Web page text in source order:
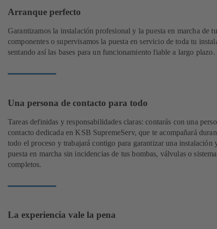
Arranque perfecto
Garantizamos la instalación profesional y la puesta en marcha de
componentes o supervisamos la puesta en servicio de toda tu
sentando así las bases para un funcionamiento fiable a largo plazo.
Una persona de contacto para todo
Tareas definidas y responsabilidades claras: contarás con una
contacto dedicada en KSB SupremeServ, que te acompañará
todo el proceso y trabajará contigo para garantizar una instalación
puesta en marcha sin incidencias de tus bombas, válvulas o
completos.
La experiencia vale la pena